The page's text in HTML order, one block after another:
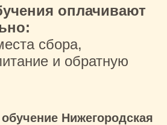
оплачивают
сбора,
и обратную
Нижегородская